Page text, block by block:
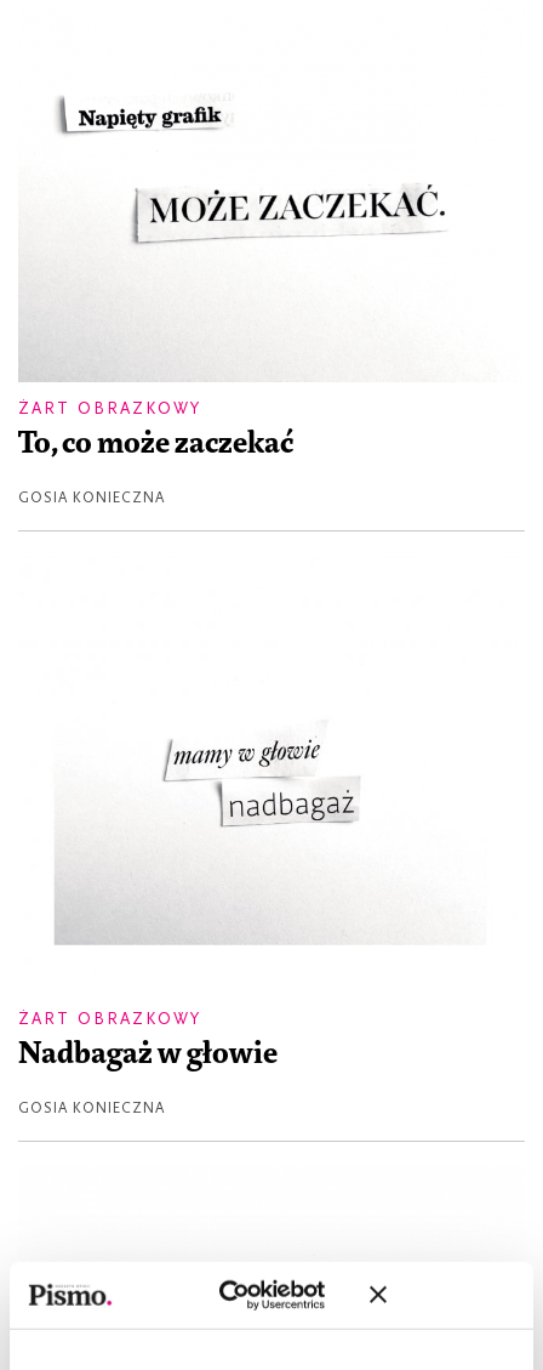
ŻART OBRAZKOWY
To, co może zaczekać
GOSIA KONIECZNA
ŻART OBRAZKOWY
Nadbagaż w głowie
GOSIA KONIECZNA